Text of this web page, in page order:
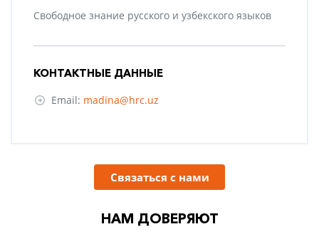
Свободное знание русского и узбекского языков
КОНТАКТНЫЕ ДАННЫЕ
Email: madina@hrc.uz
Связаться с нами
НАМ ДОВЕРЯЮТ